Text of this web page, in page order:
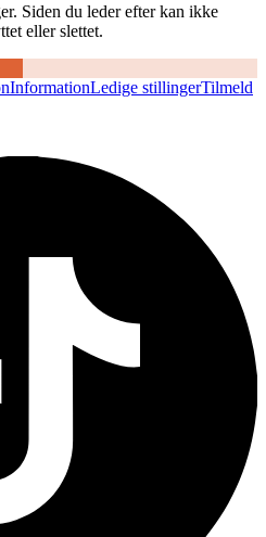
Siden du leder efter kan ikke
eller slettet.
InformationLedige stillingerTilmeld